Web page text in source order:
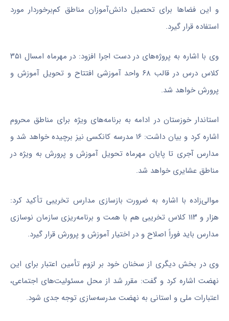
و این فضاها برای تحصیل دانش‌آموزان مناطق کم‌برخوردار مورد
استفاده قرار گیرد.
وی با اشاره به پروژه‌های در دست اجرا افزود: در مهرماه امسال ۳۵۱
کلاس درس در قالب ۶۸ واحد آموزشی افتتاح و تحویل آموزش و
پرورش خواهد شد.
استاندار خوزستان در ادامه به برنامه‌های ویژه برای مناطق محروم
اشاره کرد و بیان داشت: ۱۶ مدرسه کانکسی نیز برچیده خواهد شد و
مدارس آجری تا پایان مهرماه تحویل آموزش و پرورش به ویژه در
مناطق عشایری خواهد شد.
موالی‌زاده با اشاره به ضرورت بازسازی مدارس تخریبی تأکید کرد:
هزار و ۱۱۳ کلاس تخریبی هم با همت و برنامه‌ریزی سازمان نوسازی
مدارس باید فوراً اصلاح و در اختیار آموزش و پرورش قرار گیرد.
وی در بخش دیگری از سخنان خود بر لزوم تأمین اعتبار برای این
نهضت اشاره کرد و گفت: مقرر شد از محل مسئولیت‌های اجتماعی،
اعتبارات ملی و استانی به نهضت مدرسه‌سازی توجه جدی شود.